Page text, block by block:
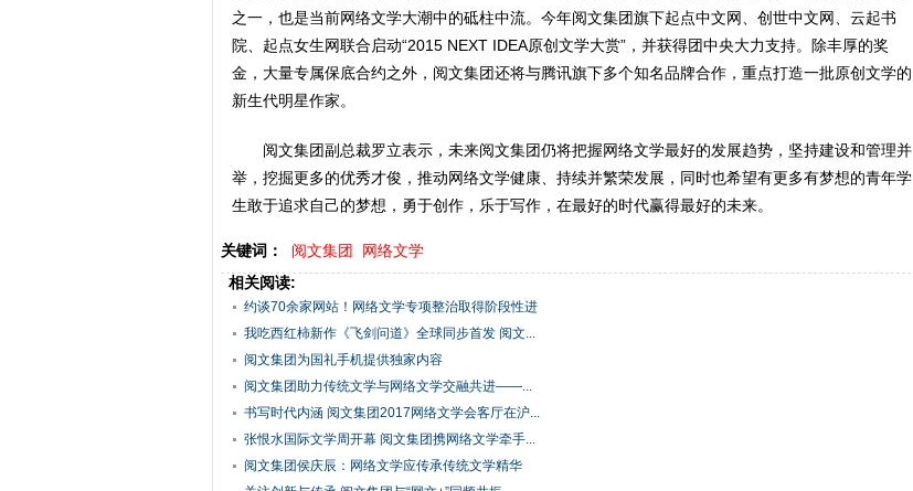
之一，也是当前网络文学大潮中的砥柱中流。今年阅文集团旗下起点中文网、创世中文网、云起书
院、起点女生网联合启动“2015 NEXT IDEA原创文学大赏”，并获得团中央大力支持。除丰厚的奖
金，大量专属保底合约之外，阅文集团还将与腾讯旗下多个知名品牌合作，重点打造一批原创文学的
新生代明星作家。
阅文集团副总裁罗立表示，未来阅文集团仍将把握网络文学最好的发展趋势，坚持建设和管理并
举，挖掘更多的优秀才俊，推动网络文学健康、持续并繁荣发展，同时也希望有更多有梦想的青年学
生敢于追求自己的梦想，勇于创作，乐于写作，在最好的时代赢得最好的未来。
关键词： 阅文集团
网络文学
相关阅读:
约谈70余家网站！网络文学专项整治取得阶段性进
展
我吃西红柿新作《飞剑问道》全球同步首发 阅文...
阅文集团为国礼手机提供独家内容
阅文集团助力传统文学与网络文学交融共进——...
书写时代内涵 阅文集团2017网络文学会客厅在沪...
张恨水国际文学周开幕 阅文集团携网络文学牵手...
阅文集团侯庆辰：网络文学应传承传统文学精华